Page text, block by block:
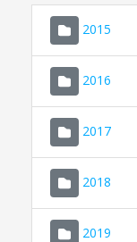
2015
2016
2017
2018
2019